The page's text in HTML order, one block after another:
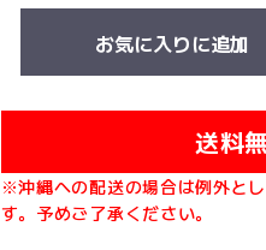
お気に入りに追加
送料
※沖縄への配送の場合は例外と
す。予めご了承ください。